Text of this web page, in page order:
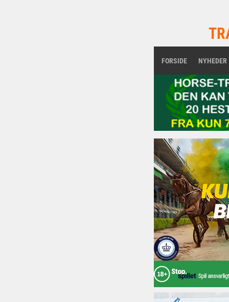
FORSIDE NYHEDER